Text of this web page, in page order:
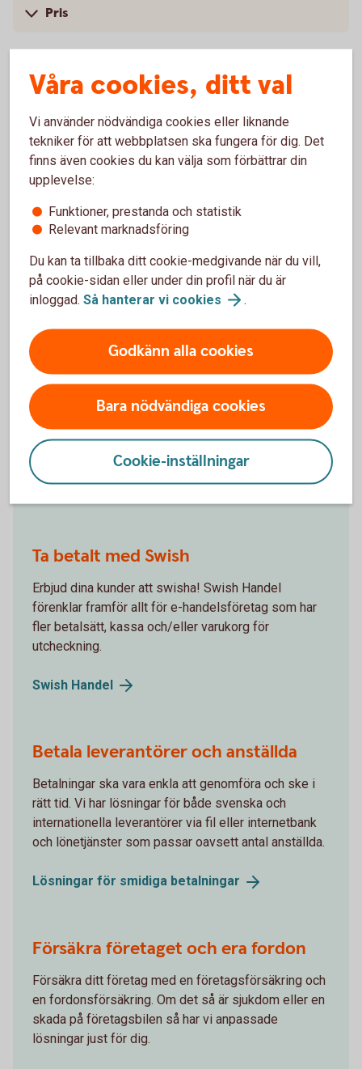
Pris
Fler tjänster
Vi erbjuder även skräddarsydda lösningar och ännu
fler tjänster beroende på vad du och ditt företag
betala och ta betalt kan du fokusera på att driva
ditt företag.
Ta betalt av dina kunder
Med Swedbank Pays plattform för butik och e-
handel får du allt du behöver för att på ett smidigt
sätt kunna ta betalt av dina kunder – var de än
befinner sig.
Ta betalt i butik ochonline
Ta betalt med Swish
Erbjud dina kunder att swisha! Swish Handel
förenklar framför allt för e-handelsföretag som har
fler betalsätt, kassa och/eller varukorg för
utcheckning.
Swish Handel
Betala leverantörer och anställda
Betalningar ska vara enkla att genomföra och ske i
rätt tid. Vi har lösningar för både svenska och
internationella leverantörer via fil eller internetbank
och lönetjänster som passar oavsett antal anställda.
Lösningar för smidiga betalningar
Försäkra företaget och era fordon
Försäkra ditt företag med en företagsförsäkring och
en fordonsförsäkring. Om det så är sjukdom eller en
skada på företagsbilen så har vi anpassade
lösningar just för dig.
Våra cookies, ditt val
Vi använder nödvändiga cookies eller liknande
tekniker för att webbplatsen ska fungera för dig. Det
finns även cookies du kan välja som förbättrar din
upplevelse:
Funktioner, prestanda och statistik
Relevant marknadsföring
Du kan ta tillbaka ditt cookie-medgivande när du vill,
på cookie-sidan eller under din profil när du är
inloggad. Så hanterar vi cookies .
Godkänn alla cookies
Bara nödvändiga cookies
Cookie-inställningar